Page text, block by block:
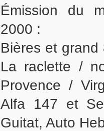
Émission du
2000 :
Bières et
La raclette /
Provence /
Alfa 147 et
Guitat, Auto